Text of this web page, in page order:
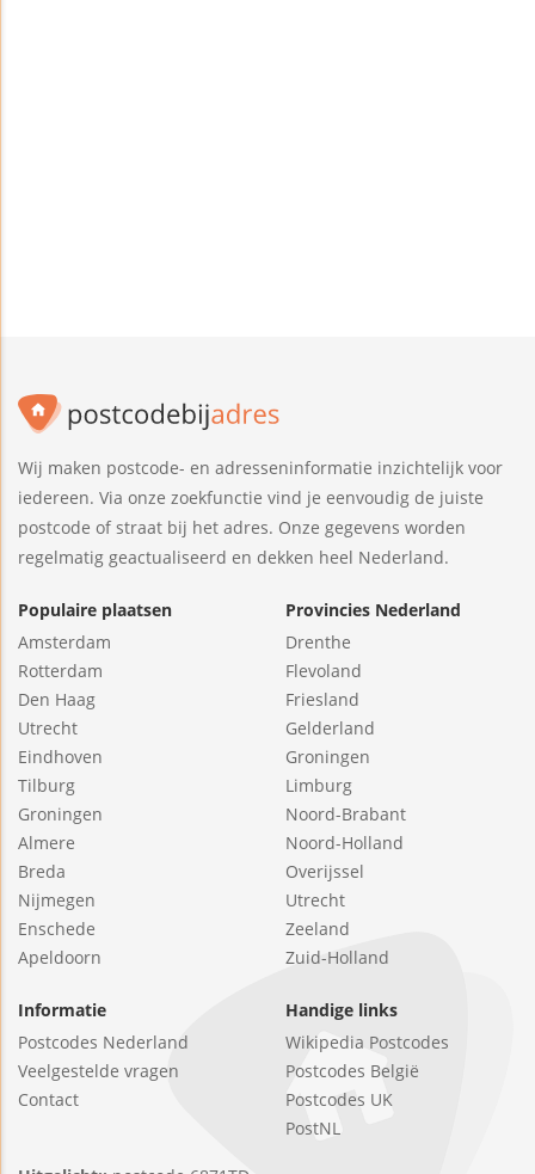
Wij maken postcode- en adresseninformatie inzichtelijk voor
iedereen. Via onze zoekfunctie vind je eenvoudig de juiste
postcode of straat bij het adres. Onze gegevens worden
regelmatig geactualiseerd en dekken heel Nederland.
Populaire plaatsen
Amsterdam
Rotterdam
Den Haag
Utrecht
Eindhoven
Tilburg
Groningen
Almere
Breda
Nijmegen
Enschede
Apeldoorn
Provincies Nederland
Drenthe
Flevoland
Friesland
Gelderland
Groningen
Limburg
Noord-Brabant
Noord-Holland
Overijssel
Utrecht
Zeeland
Zuid-Holland
Informatie
Postcodes Nederland
Veelgestelde vragen
Contact
Handige links
Wikipedia Postcodes
Postcodes België
Postcodes UK
PostNL